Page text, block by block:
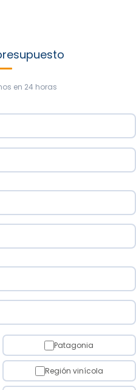
en 24 horas
Patagonia
Región vinícola